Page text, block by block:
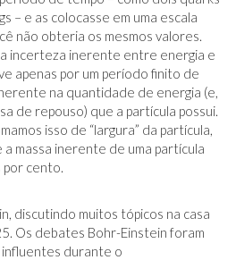
– e as colocasse em uma escala
não obteria os mesmos valores.
incerteza inerente entre energia e
apenas por um período finito de
na quantidade de energia (e,
de repouso) que a partícula possui.
isso de “largura” da partícula,
massa inerente de uma partícula
cento.
discutindo muitos tópicos na casa
Os debates Bohr-Einstein foram
influentes durante o